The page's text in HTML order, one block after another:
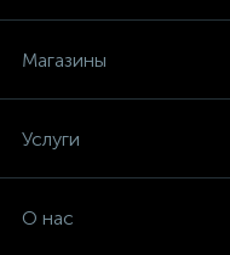
Магазины
Услуги
О нас